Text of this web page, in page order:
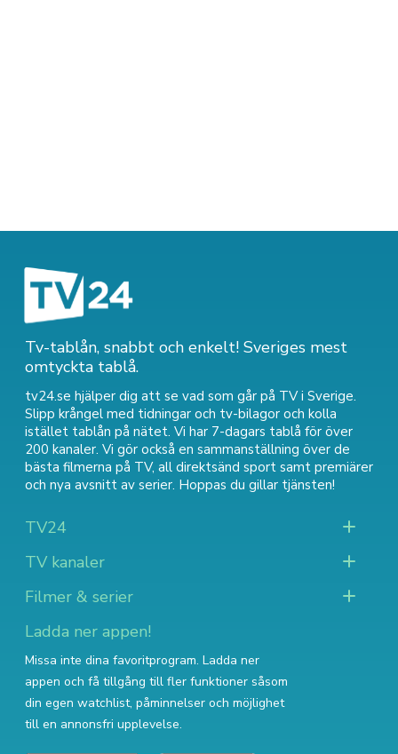
Tv-tablån, snabbt och enkelt! Sveriges mest
omtyckta tablå.
tv24.se hjälper dig att se vad som går på TV i Sverige.
Slipp krångel med tidningar och tv-bilagor och kolla
istället tablån på nätet. Vi har 7-dagars tablå för över
200 kanaler. Vi gör också en sammanställning över de
bästa filmerna på TV, all direktsänd sport samt premiärer
och nya avsnitt av serier. Hoppas du gillar tjänsten!
TV24
TV kanaler
Filmer & serier
Ladda ner appen!
Missa inte dina favoritprogram. Ladda ner
appen och få tillgång till fler funktioner såsom
din egen watchlist, påminnelser och möjlighet
till en annonsfri upplevelse.